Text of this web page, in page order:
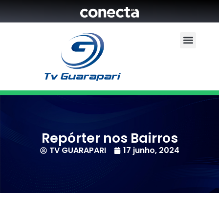
Repórter nos Bairros
TV GUARAPARI 17 junho, 2024